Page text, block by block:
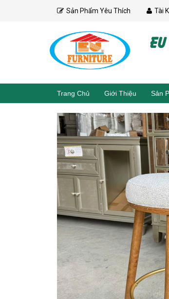
Sản Phẩm Yêu Thích Tài
Trang Chủ Giới Thiệu Sản